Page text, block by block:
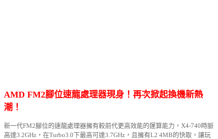
AMD FM2腳位速龍處理器現身！再次掀起換機新熱
潮！
新一代FM2腳位的速龍處理器擁有較前代更高效能的運算能力，X4-740時脈
高達3.2GHz，在Turbo3.0下最高可達3.7GHz，且擁有L2 4MB的快取，讓玩